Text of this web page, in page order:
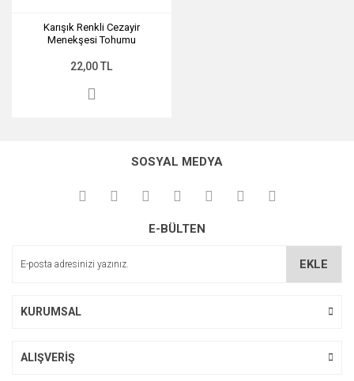
Karışık Renkli Cezayir
Menekşesi Tohumu
22,00 TL
SOSYAL MEDYA
E-BÜLTEN
EKLE
KURUMSAL
ALIŞVERİŞ